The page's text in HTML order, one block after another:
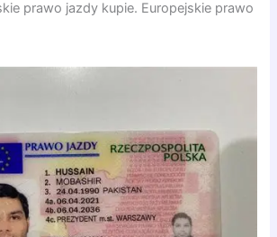
prawo jazdy kupie. Europejskie prawo